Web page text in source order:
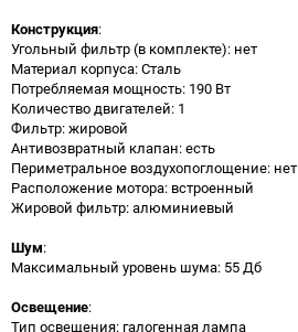
Конструкция:
Угольный фильтр (в комплекте): нет
Материал корпуса: Сталь
Потребляемая мощность: 190 Вт
Количество двигателей: 1
Фильтр: жировой
Антивозвратный клапан: есть
Периметральное воздухопоглощение: нет
Расположение мотора: встроенный
Жировой фильтр: алюминиевый
Шум:
Максимальный уровень шума: 55 Дб
Освещение:
Тип освещения: галогенная лампа